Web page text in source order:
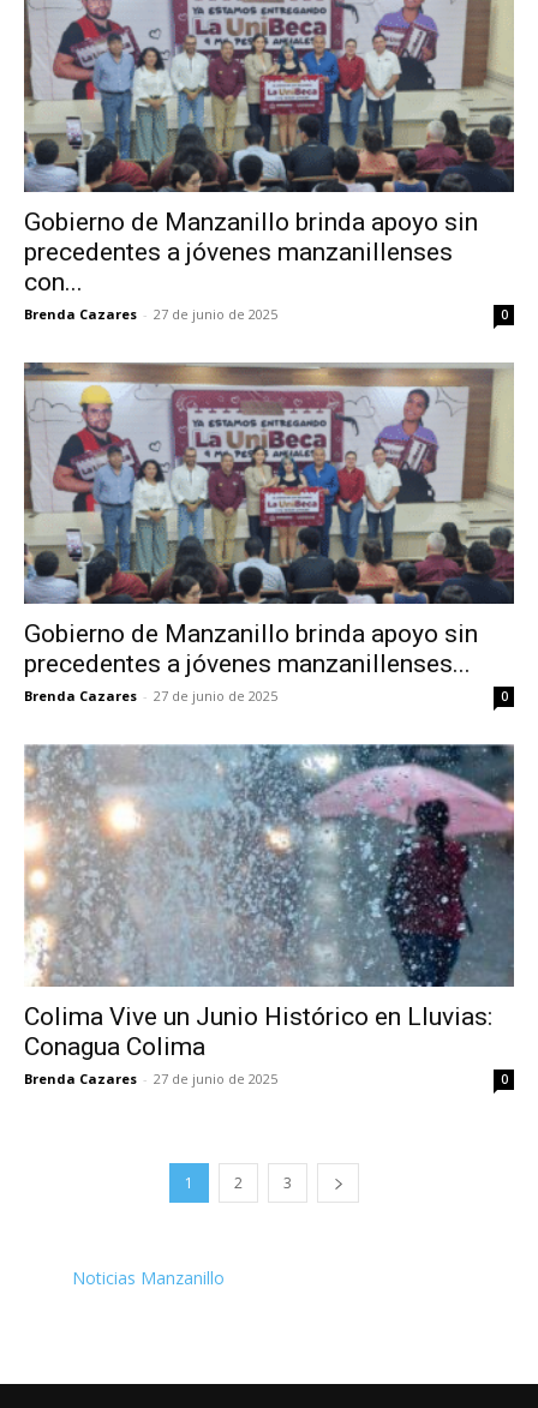
Gobierno de Manzanillo brinda apoyo sin
precedentes a jóvenes manzanillenses
con...
Brenda Cazares - 27 de junio de 2025 0
Gobierno de Manzanillo brinda apoyo sin
precedentes a jóvenes manzanillenses...
Brenda Cazares - 27 de junio de 2025 0
Colima Vive un Junio Histórico en Lluvias:
Conagua Colima
Brenda Cazares - 27 de junio de 2025 0
1 2 3
Noticias Manzanillo